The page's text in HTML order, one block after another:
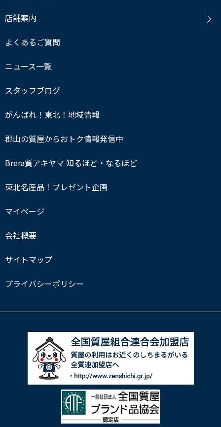
店舗案内
よくあるご質問
ニュース一覧
スタッフブログ
がんばれ！東北！地域情報
郡山の質屋からおトク情報発信中
Brera質アキヤマ 知るほど・なるほど
東北名産品！プレゼント企画
マイページ
会社概要
サイトマップ
プライバシーポリシー